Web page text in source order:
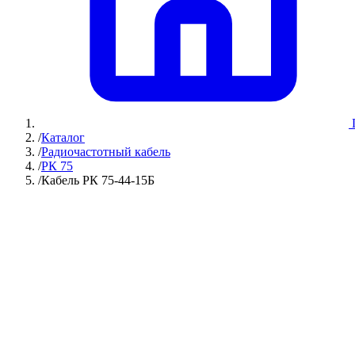
/Каталог
/Радиочастотный кабель
/РК 75
/Кабель РК 75-44-15Б